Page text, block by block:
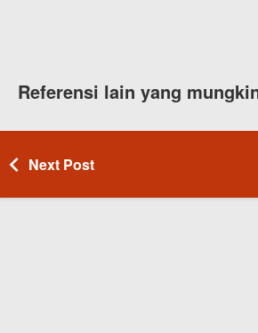
Referensi lain yang
Next Post